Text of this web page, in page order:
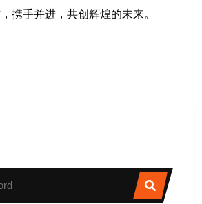
携手并进，共创辉煌的未来。